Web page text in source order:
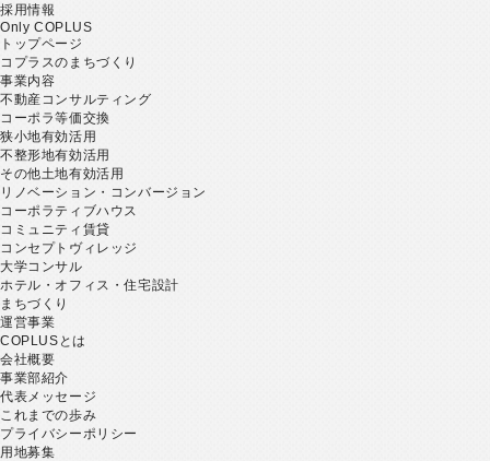
採用情報
Only COPLUS
トップページ
コプラスのまちづくり
事業内容
不動産コンサルティング
コーポラ等価交換
狭小地有効活用
不整形地有効活用
その他土地有効活用
リノベーション・コンバージョン
コーポラティブハウス
コミュニティ賃貸
コンセプトヴィレッジ
大学コンサル
ホテル・オフィス・住宅設計
まちづくり
運営事業
COPLUSとは
会社概要
事業部紹介
代表メッセージ
これまでの歩み
プライバシーポリシー
用地募集